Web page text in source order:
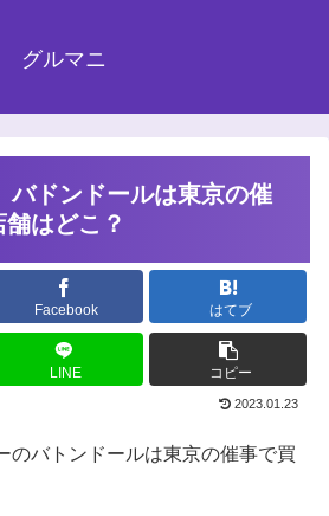
グルマニ
バドンドールは東京の催
はどこ？
Facebook はてブ
LINE コピー
2023.01.23
のバトンドールは東京の催事で買